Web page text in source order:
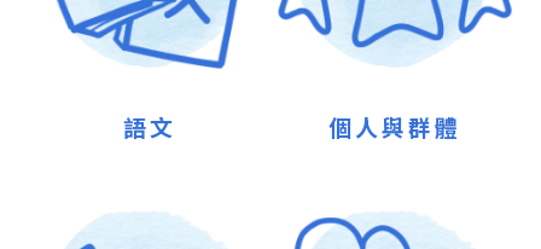
語文 個人與群體